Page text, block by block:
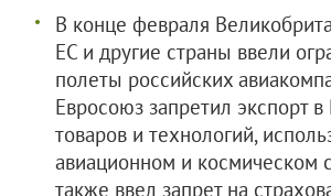
В конце февраля
ЕС и другие страны ввели
полеты российских
Евросоюз запретил экспорт
товаров и технологий,
авиационном и космическом
также ввел запрет на